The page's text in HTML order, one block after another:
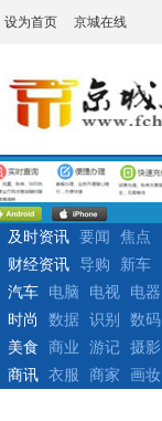
设为首页 京城在线
及时资讯 要闻
焦点
财经资讯
导购 新车
汽车
电脑 电视
电器
时尚
数据 识别 数码
美食
商业 游记
摄影
商讯
衣服 商家 画妆